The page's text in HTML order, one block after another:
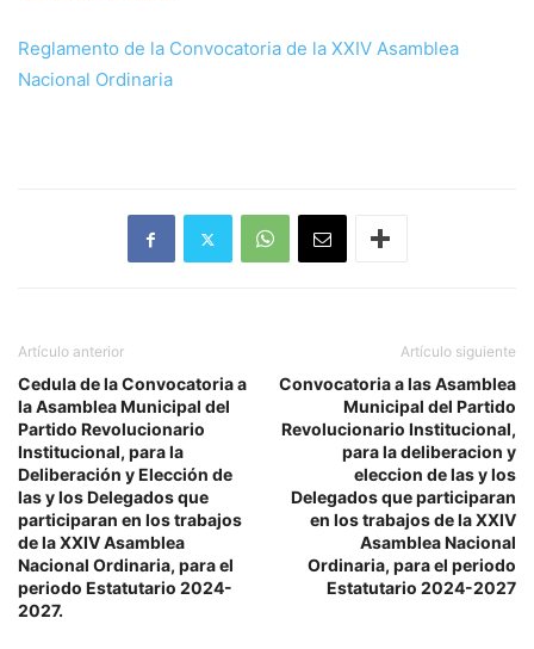
Reglamento de la Convocatoria de la XXIV Asamblea
Nacional Ordinaria
Artículo anterior
Cedula de la Convocatoria a
la Asamblea Municipal del
Partido Revolucionario
Institucional, para la
Deliberación y Elección de
las y los Delegados que
participaran en los trabajos
de la XXIV Asamblea
Nacional Ordinaria, para el
periodo Estatutario 2024-
2027.
Artículo siguiente
Convocatoria a las Asamblea
Municipal del Partido
Revolucionario Institucional,
para la deliberacion y
eleccion de las y los
Delegados que participaran
en los trabajos de la XXIV
Asamblea Nacional
Ordinaria, para el periodo
Estatutario 2024-2027